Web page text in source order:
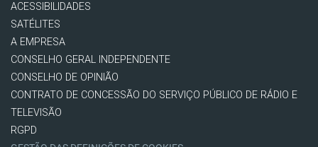
ACESSIBILIDADES
SATÉLITES
A EMPRESA
CONSELHO GERAL INDEPENDENTE
CONSELHO DE OPINIÃO
CONTRATO DE CONCESSÃO DO SERVIÇO PÚBLICO DE RÁDIO E
TELEVISÃO
RGPD